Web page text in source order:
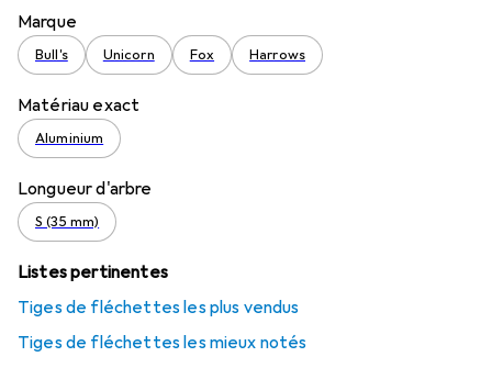
Marque
Bull's Unicorn Fox Harrows
Matériau exact
Aluminium
Longueur d'arbre
S (35 mm)
Listes pertinentes
Tiges de fléchettes les plus vendus
Tiges de fléchettes les mieux notés